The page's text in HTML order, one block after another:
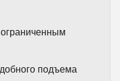
подъема